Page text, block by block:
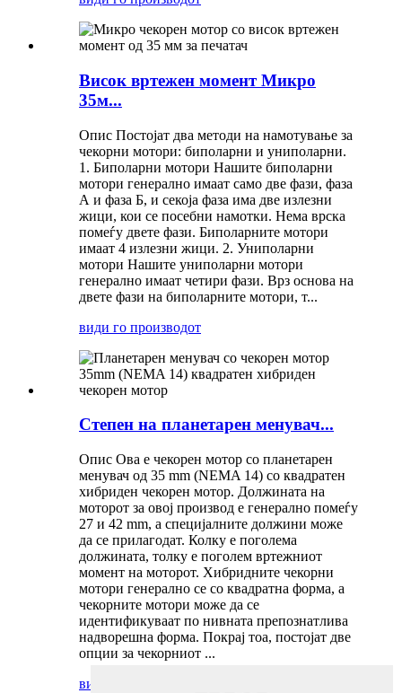
Висок вртежен момент Микро
35м...
Опис Постојат два методи на намотување за
чекорни мотори: биполарни и униполарни.
1. Биполарни мотори Нашите биполарни
мотори генерално имаат само две фази, фаза
А и фаза Б, и секоја фаза има две излезни
жици, кои се посебни намотки. Нема врска
помеѓу двете фази. Биполарните мотори
имаат 4 излезни жици. 2. Униполарни
мотори Нашите униполарни мотори
генерално имаат четири фази. Врз основа на
двете фази на биполарните мотори, т...
види го производот
Степен на планетарен менувач...
Опис Ова е чекорен мотор со планетарен
менувач од 35 mm (NEMA 14) со квадратен
хибриден чекорен мотор. Должината на
моторот за овој производ е генерално помеѓу
27 и 42 mm, а специјалните должини може
да се прилагодат. Колку е поголема
должината, толку е поголем вртежниот
момент на моторот. Хибридните чекорни
мотори генерално се со квадратна форма, а
чекорните мотори може да се
идентификуваат по нивната препознатлива
надворешна форма. Покрај тоа, постојат две
опции за чекорниот ...
види го производот